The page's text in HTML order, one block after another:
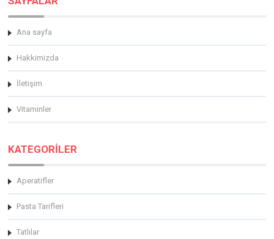
Ana sayfa
Hakkimizda
İletişim
Vitaminler
KATEGORİLER
Aperatifler
Pasta Tarifleri
Tatlılar